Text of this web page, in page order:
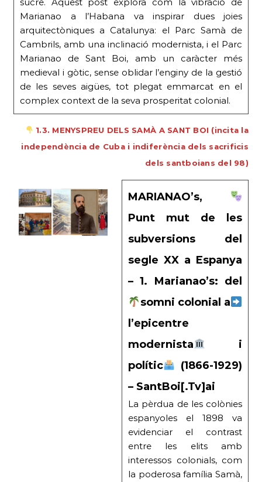
Marianao a l’Habana va inspirar dues joies
arquitectòniques a Catalunya: el Parc Samà de
Cambrils, amb una inclinació modernista, i el Parc
Marianao de Sant Boi, amb un caràcter més
medieval i gòtic, sense oblidar l’enginy de la gestió
de les seves aigües, tot plegat emmarcat en el
complex context de la seva prosperitat colonial.
1.3. MENYSPREU DELS SAMÀ A SANT BOI (incita la
independència de Cuba i indiferència dels sacrificis
dels santboians del 98)
MARIANAO’s,
Punt mut de les
subversions del
segle XX a Espanya
– 1. Marianao’s: del
somni colonial a
l’epicentre
modernista
i
polític
(1866-1929)
– SantBoi[.Tv]ai
La pèrdua de les colònies
espanyoles el 1898 va
evidenciar el contrast
entre les elits amb
interessos colonials, com
la poderosa família Samà,